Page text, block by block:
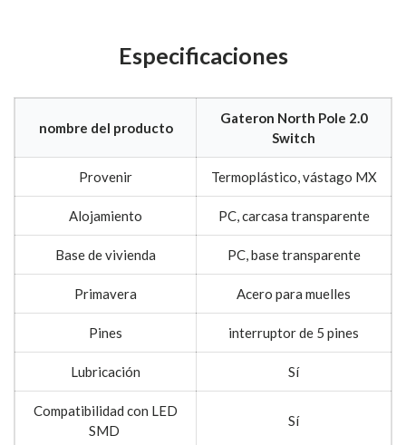
Especificaciones
nombre del producto
Gateron North Pole 2.0
Switch
Provenir Termoplástico, vástago MX
Alojamiento PC, carcasa transparente
Base de vivienda PC, base transparente
Primavera Acero para muelles
Pines interruptor de 5 pines
Lubricación Sí
Compatibilidad con LED
SMD
Sí